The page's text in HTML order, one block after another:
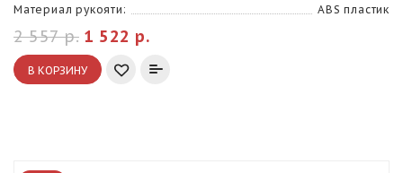
Материал рукояти:
ABS пластик
1 522 р.
2 557 р.
В КОРЗИНУ